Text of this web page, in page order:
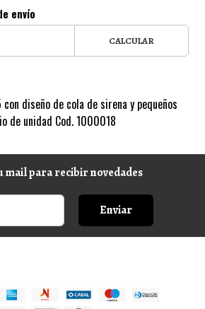
envío
CALCULAR
diseño de cola de sirena y pequeños
de unidad Cod. 1000018
mail para recibir novedades
Enviar